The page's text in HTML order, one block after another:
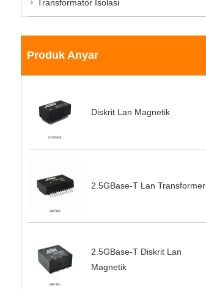
Transformator Isolasi
Produk Anyar
Diskrit Lan Magnetik
2.5GBase-T Lan Transformer
2.5GBase-T Diskrit Lan
Magnetik